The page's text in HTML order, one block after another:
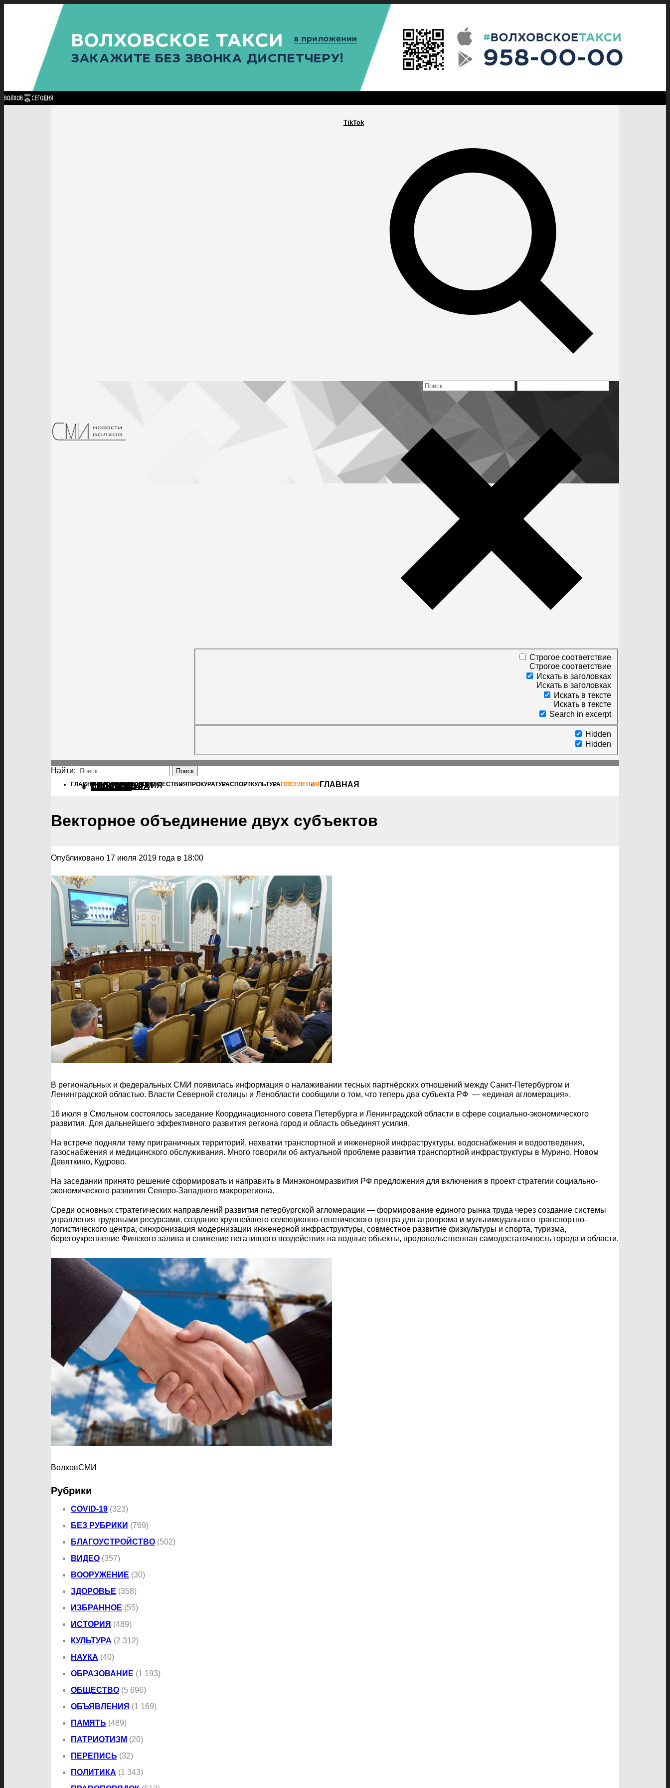
TikTok
Строгое соответствие
Строгое соответствие
Искать в заголовках
Искать в заголовках
Искать в тексте
Искать в тексте
Search in excerpt
Hidden
Hidden
Найти:
ГЛАВНАЯПОЛИТИКАПРОИСШЕСТВИЯ ПРОКУРАТУРАСПОРТКУЛЬТУРАПОСЕЛЕНИЯ ГЛАВНАЯ
ПОЛИТИКА
ПРОИСШЕСТВИЯ
ПРОКУРАТУРА
СПОРТ
КУЛЬТУРА
ПОСЕЛЕНИЯ
ГЛАВНАЯ ПОЛИТИКАПРОИСШЕСТВИЯПРОКУРАТУРА СПОРТ КУЛЬТУРАПОСЕЛЕНИЯ ГЛАВНАЯ
ПОЛИТИКА
КУЛЬТУРА
ПОСЕЛЕНИЯ
Векторное объединение двух субъектов
Опубликовано 17 июля 2019 года в 18:00
В региональных и федеральных СМИ появилась информация о налаживании тесных партнёрских отношений между Санкт-Петербургом и
Ленинградской областью. Власти Северной столицы и Ленобласти сообщили о том, что теперь два субъекта РФ — «единая агломерация».
16 июля в Смольном состоялось заседание Координационного совета Петербурга и Ленинградской области в сфере социально-экономического
развития. Для дальнейшего эффективного развития региона город и область объединят усилия.
На встрече подняли тему приграничных территорий, нехватки транспортной и инженерной инфраструктуры, водоснабжения и водоотведения,
газоснабжения и медицинского обслуживания. Много говорили об актуальной проблеме развития транспортной инфраструктуры в Мурино, Новом
Девяткино, Кудрово.
На заседании принято решение сформировать и направить в Минэкономразвития РФ предложения для включения в проект стратегии социально-
экономического развития Северо-Западного макрорегиона.
Среди основных стратегических направлений развития петербургской агломерации — формирование единого рынка труда через создание системы
управления трудовыми ресурсами, создание крупнейшего селекционно-генетического центра для агропрома и мультимодального транспортно-
логистического центра, синхронизация модернизации инженерной инфраструктуры, совместное развитие физкультуры и спорта, туризма,
берегоукрепление Финского залива и снижение негативного воздействия на водные объекты, продовольственная самодостаточность города и области.
ВолховСМИ
Рубрики
COVID-19 (323)
БЕЗ РУБРИКИ (769)
БЛАГОУСТРОЙСТВО (502)
ВИДЕО (357)
ВООРУЖЕНИЕ (30)
ЗДОРОВЬЕ (358)
ИЗБРАННОЕ (55)
ИСТОРИЯ (489)
КУЛЬТУРА (2 312)
НАУКА (40)
ОБРАЗОВАНИЕ (1 193)
ОБЩЕСТВО (5 696)
ОБЪЯВЛЕНИЯ (1 169)
ПАМЯТЬ (489)
ПАТРИОТИЗМ (20)
ПЕРЕПИСЬ (32)
ПОЛИТИКА (1 343)